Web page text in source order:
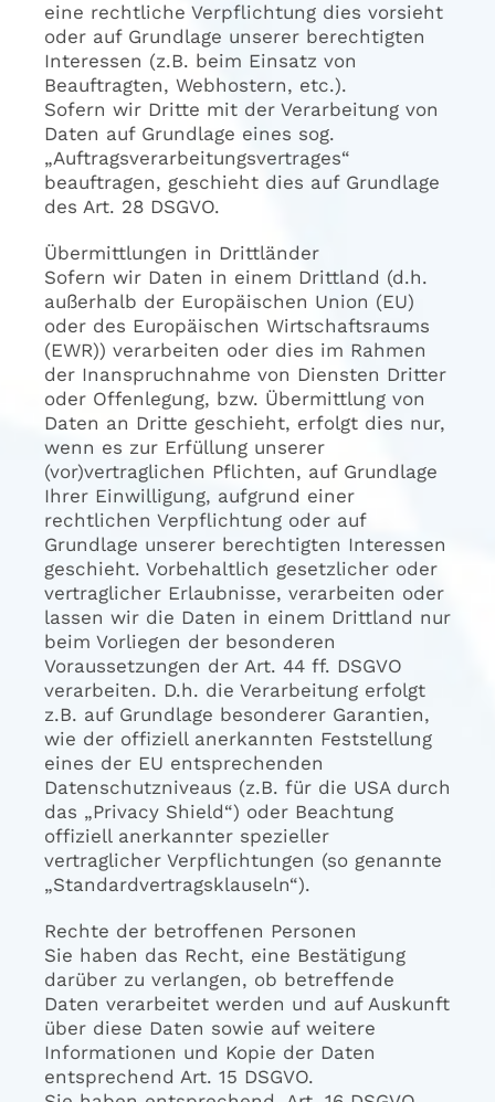
eine rechtliche Verpflichtung dies vorsieht
oder auf Grundlage unserer berechtigten
Interessen (z.B. beim Einsatz von
Beauftragten, Webhostern, etc.).
Sofern wir Dritte mit der Verarbeitung von
Daten auf Grundlage eines sog.
„Auftragsverarbeitungsvertrages“
beauftragen, geschieht dies auf Grundlage
des Art. 28 DSGVO.
Übermittlungen in Drittländer
Sofern wir Daten in einem Drittland (d.h.
außerhalb der Europäischen Union (EU)
oder des Europäischen Wirtschaftsraums
(EWR)) verarbeiten oder dies im Rahmen
der Inanspruchnahme von Diensten Dritter
oder Offenlegung, bzw. Übermittlung von
Daten an Dritte geschieht, erfolgt dies nur,
wenn es zur Erfüllung unserer
(vor)vertraglichen Pflichten, auf Grundlage
Ihrer Einwilligung, aufgrund einer
rechtlichen Verpflichtung oder auf
Grundlage unserer berechtigten Interessen
geschieht. Vorbehaltlich gesetzlicher oder
vertraglicher Erlaubnisse, verarbeiten oder
lassen wir die Daten in einem Drittland nur
beim Vorliegen der besonderen
Voraussetzungen der Art. 44 ff. DSGVO
verarbeiten. D.h. die Verarbeitung erfolgt
z.B. auf Grundlage besonderer Garantien,
wie der offiziell anerkannten Feststellung
eines der EU entsprechenden
Datenschutzniveaus (z.B. für die USA durch
das „Privacy Shield“) oder Beachtung
offiziell anerkannter spezieller
vertraglicher Verpflichtungen (so genannte
„Standardvertragsklauseln“).
Rechte der betroffenen Personen
Sie haben das Recht, eine Bestätigung
darüber zu verlangen, ob betreffende
Daten verarbeitet werden und auf Auskunft
über diese Daten sowie auf weitere
Informationen und Kopie der Daten
entsprechend Art. 15 DSGVO.